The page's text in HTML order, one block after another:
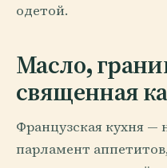
одетой.
Масло,
священная
Французская кухня —
парламент